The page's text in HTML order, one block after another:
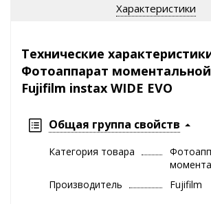
Характеристики
Технические
Фотоаппарат
Fujifilm instax WIDE EVO
Общая группа свойств
Категория товара
Производитель
Fujifilm